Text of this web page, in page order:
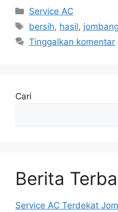
Kategori
Service AC
Tag
bersih, hasil, jombang
Tinggalkan komentar
Cari
Berita
Service AC Terdekat